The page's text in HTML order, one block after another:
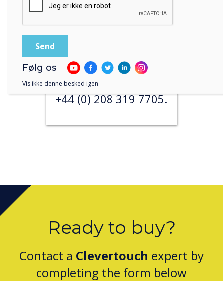
holidays).
If you would like a
more direct
approach, please call
our support team at
+44 (0) 208 319 7705.
Ready to buy?
Contact a Clevertouch expert by
completing the form below
Følg os
Vis ikke denne besked igen